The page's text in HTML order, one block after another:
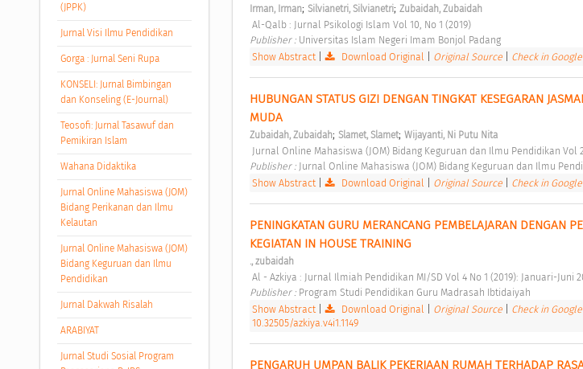
(JPPK)
Jurnal Visi Ilmu Pendidikan
Gorga : Jurnal Seni Rupa
KONSELI: Jurnal Bimbingan
dan Konseling (E-Journal)
Teosofi: Jurnal Tasawuf dan
Pemikiran Islam
Wahana Didaktika
Jurnal Online Mahasiswa (JOM)
Bidang Perikanan dan Ilmu
Kelautan
Jurnal Online Mahasiswa (JOM)
Bidang Keguruan dan Ilmu
Pendidikan
Jurnal Dakwah Risalah
ARABIYAT
Jurnal Studi Sosial Program
Irman, Irman; Silvianetri, Silvianetri; Zubaidah, Zubaidah
Al-Qalb : Jurnal Psikologi Islam Vol 10, No 1 (2019)
Publisher : Universitas Islam Negeri Imam Bonjol Padang
Show Abstract| Download Original Original Source Check in
HUBUNGAN STATUS GIZI DENGAN TINGKAT KESEGARAN
MUDA
Zubaidah, Zubaidah; Slamet, Slamet; Wijayanti, Ni Putu Nita
Jurnal Online Mahasiswa (JOM) Bidang Keguruan dan Ilmu Pendidikan Vol
Publisher : Jurnal Online Mahasiswa (JOM) Bidang Keguruan dan Ilmu
Show Abstract| Download Original Original Source Check in
PENINGKATAN GURU MERANCANG PEMBELAJARAN DENGAN
KEGIATAN IN HOUSE TRAINING
., zubaidah
Al - Azkiya : Jurnal Ilmiah Pendidikan MI/SD Vol 4 No 1 (2019): Januari-Juni
Publisher : Program Studi Pendidikan Guru Madrasah Ibtidaiyah
Show Abstract| Download Original Original Source Check in
10.32505/azkiya.v4i1.1149
PENGARUH UMPAN BALIK PEKERJAAN RUMAH TERHADAP